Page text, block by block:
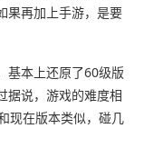
果再加上手游，是要
基本上还原了60级版
据说，游戏的难度相
现在版本类似，碰几